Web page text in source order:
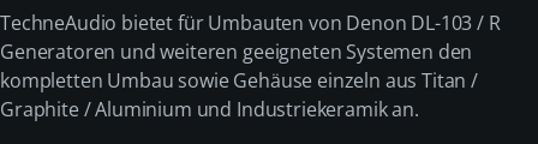
TechneAudio bietet für Umbauten von Denon DL-103 / R
Generatoren und weiteren geeigneten Systemen den
kompletten Umbau sowie Gehäuse einzeln aus Titan /
Graphite / Aluminium und Industriekeramik an.